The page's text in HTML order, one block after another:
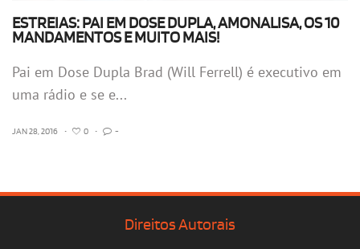
ESTREIAS: PAI EM DOSE DUPLA, AMONALISA, OS 10
MANDAMENTOS E MUITO MAIS!
Pai em Dose Dupla Brad (Will Ferrell) é executivo em
uma rádio e se e...
JAN 28, 2016 • 0 • -
Direitos Autorais